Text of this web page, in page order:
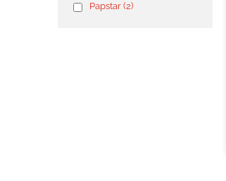
Papstar (2)